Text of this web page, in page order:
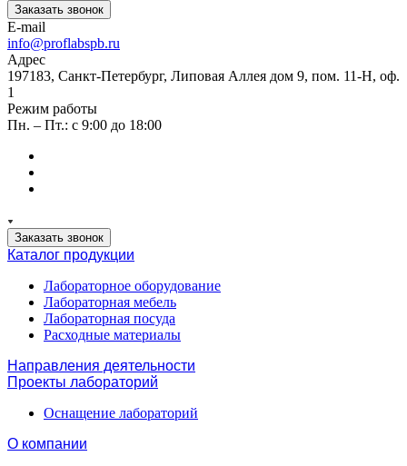
Заказать звонок
E-mail
info@proflabspb.ru
Адрес
197183, Санкт-Петербург, Липовая Аллея дом 9, пом. 11-Н, оф.
1
Режим работы
Пн. – Пт.: с 9:00 до 18:00
Заказать звонок
Каталог продукции
Лабораторное оборудование
Лабораторная мебель
Лабораторная посуда
Расходные материалы
Направления деятельности
Проекты лабораторий
Оснащение лабораторий
О компании